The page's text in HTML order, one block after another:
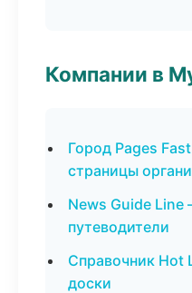
Компании в
Город Pages
страницы
News Guide
путеводители
Справочник Hot
доски